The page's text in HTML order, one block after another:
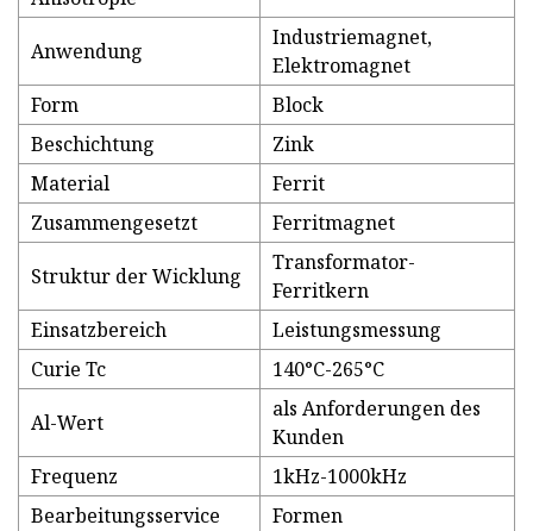
Anwendung
Industriemagnet,
Elektromagnet
Form
Block
Beschichtung
Zink
Material
Ferrit
Zusammengesetzt
Ferritmagnet
Struktur der Wicklung
Transformator-
Ferritkern
Einsatzbereich
Leistungsmessung
Curie Tc
140°C-265°C
Al-Wert
als Anforderungen des
Kunden
Frequenz
1kHz-1000kHz
Bearbeitungsservice
Formen